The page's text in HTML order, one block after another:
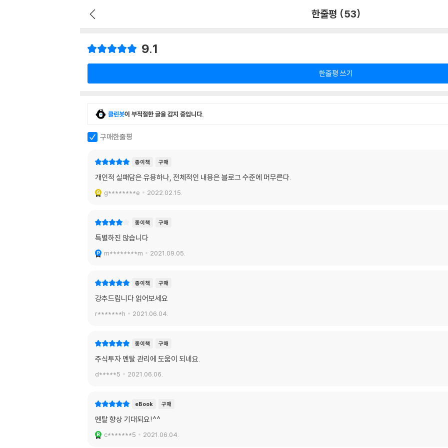
한줄평 (53)
9.1
한줄평 쓰기
클린봇이 부적절한 글을 감지 중입니다.
구매한줄평
종이책 구매
개인적 실패담은 유용하나, 전체적인 내용은 블로그 수준에 머무른다.
g********e 2022.02.15.
종이책 구매
특별하진 않습니다
m********m 2021.09.05.
종이책 구매
강추드립니다 읽어보세요
r*******h 2021.06.04.
종이책 구매
주식투자 멘탈 관리에 도움이 되네요.
d*****5 2021.06.06.
eBook 구매
멘탈 향상 기대되요!^^
c*******5 2021.06.04.